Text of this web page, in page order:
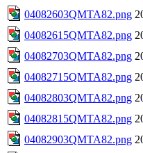
04082603QMTA82.png
04082615QMTA82.png
04082703QMTA82.png
04082715QMTA82.png
04082803QMTA82.png
04082815QMTA82.png
04082903QMTA82.png